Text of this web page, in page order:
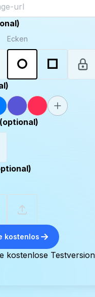
Ecken
kostenlos
kostenlose